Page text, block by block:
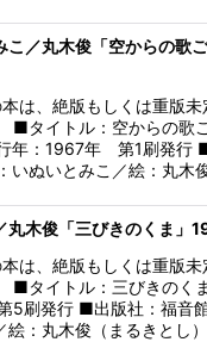
こ／丸木俊「空からの歌
は、絶版もしくは重版未
■タイトル：空からの歌
年：1967年 第1刷発行
いぬいとみこ／絵：丸木
丸木俊「三びきのくま」
は、絶版もしくは重版未
■タイトル：三びきのく
刷発行 ■出版社：福音
絵：丸木俊（まるきとし